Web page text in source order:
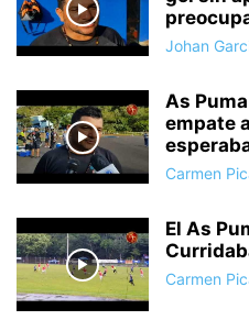
Johan
As
empate
Carmen
El As
Carmen